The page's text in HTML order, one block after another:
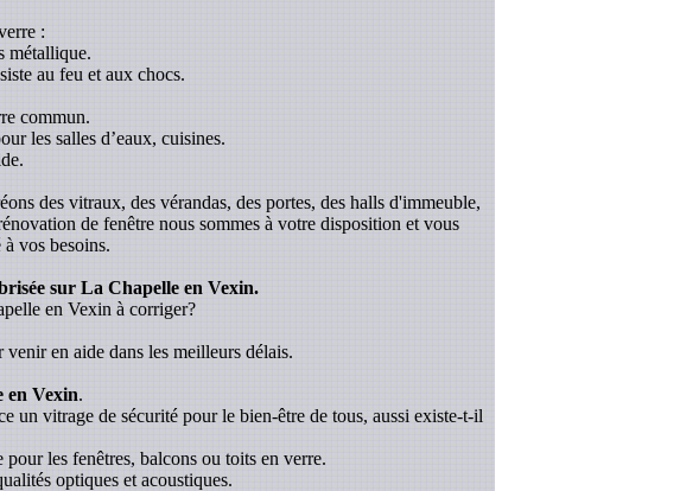
:
métallique.
au feu et aux chocs.
commun.
les salles d’eaux, cuisines.
des vitraux, des vérandas, des portes, des halls d'immeuble,
de fenêtre nous sommes à votre disposition et vous
vos besoins.
sur La Chapelle en Vexin.
en Vexin à corriger?
en aide dans les meilleurs délais.
en Vexin.
un vitrage de sécurité pour le bien-être de tous, aussi existe-t-il
les fenêtres, balcons ou toits en verre.
optiques et acoustiques.